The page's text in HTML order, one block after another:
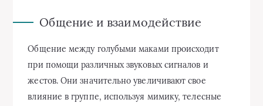
Общение и взаимодействие
Общение между голубыми маками происходит
при помощи различных звуковых сигналов и
жестов. Они значительно увеличивают свое
влияние в группе, используя мимику, телесные